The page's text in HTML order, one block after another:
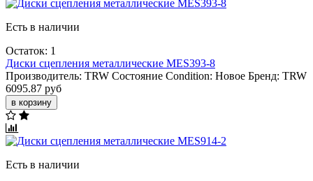
Есть в наличии
Остаток: 1
Диски сцепления металлические MES393-8
Производитель: TRW Состояние Condition: Новое Бренд: TRW
6095.87 руб
в корзину
Есть в наличии